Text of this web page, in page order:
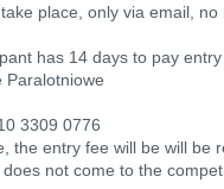
place, only via email,
has 14 days to pay
Paralotniowe
3309 0776
the entry fee will be will be
not come to the